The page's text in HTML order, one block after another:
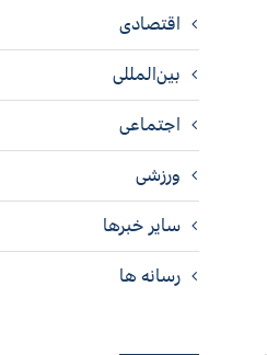
اقتصادی
بین‌المللی
اجتماعی
ورزشی
سایر خبرها
رسانه ها